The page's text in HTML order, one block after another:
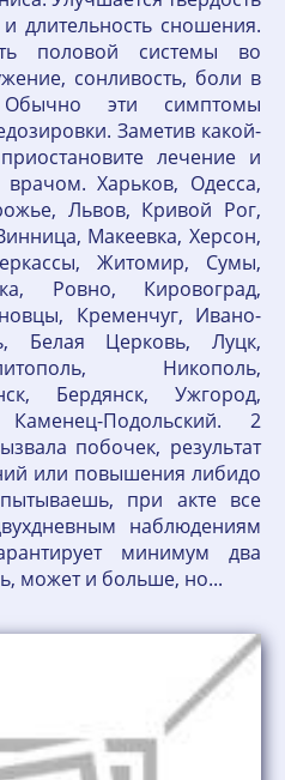
длительность сношения.
половой системы во
сонливость, боли в
эти симптомы
Заметив какой-
лечение и
врачом. Харьков, Одесса,
Львов, Кривой Рог,
Макеевка, Херсон,
Житомир, Сумы,
Ровно, Кировоград,
Кременчуг, Ивано-
Белая Церковь, Луцк,
Никополь,
Бердянск, Ужгород,
Подольский. 2
побочек, результат
или повышения либидо
при акте все
наблюдениям
минимум два
может и больше, но...